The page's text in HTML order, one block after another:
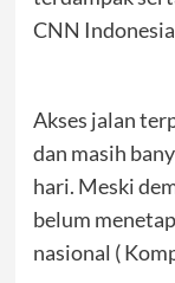
CNN
Akses jalan
dan masih
hari. Meski
belum
nasional (